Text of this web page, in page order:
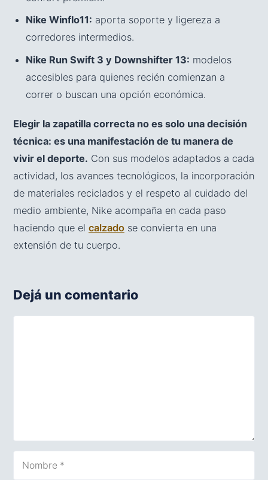
Nike Winflo11: aporta soporte y ligereza a
corredores intermedios.
Nike Run Swift 3 y Downshifter 13: modelos
accesibles para quienes recién comienzan a
correr o buscan una opción económica.
Elegir la zapatilla correcta no es solo una decisión
técnica: es una manifestación de tu manera de
vivir el deporte. Con sus modelos adaptados a cada
actividad, los avances tecnológicos, la incorporación
de materiales reciclados y el respeto al cuidado del
medio ambiente, Nike acompaña en cada paso
haciendo que el calzado se convierta en una
extensión de tu cuerpo.
Dejá un comentario